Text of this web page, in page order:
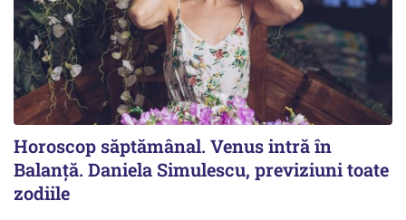
Horoscop săptămânal. Venus intră în
Balanță. Daniela Simulescu, previziuni toate
zodiile